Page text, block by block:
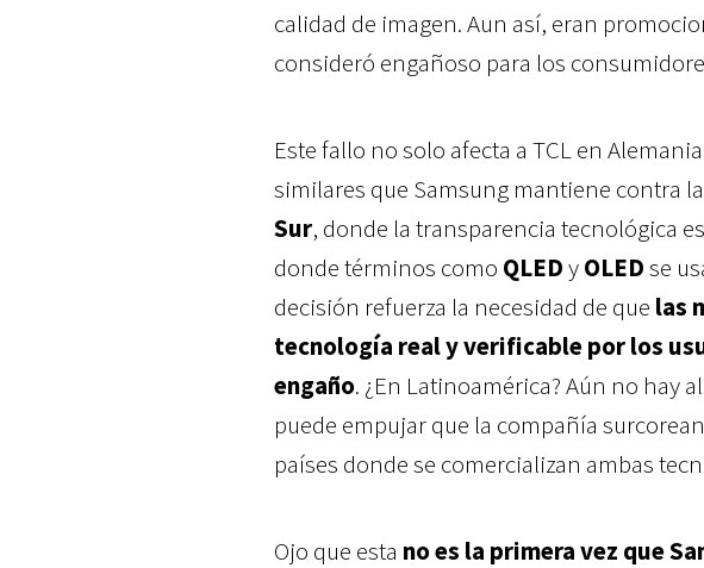
calidad de imagen. Aun así, eran
consideró engañoso para los
Este fallo no solo afecta a TCL en
similares que Samsung mantiene contra
Sur, donde la transparencia tecnológica
donde términos como QLEDyOLEDse
decisión refuerza la necesidad de que las
tecnología real y verificable por los
engaño. ¿En Latinoamérica? Aún no hay
puede empujar que la compañía
países donde se comercializan ambas
Ojo que esta no es la primera vez que